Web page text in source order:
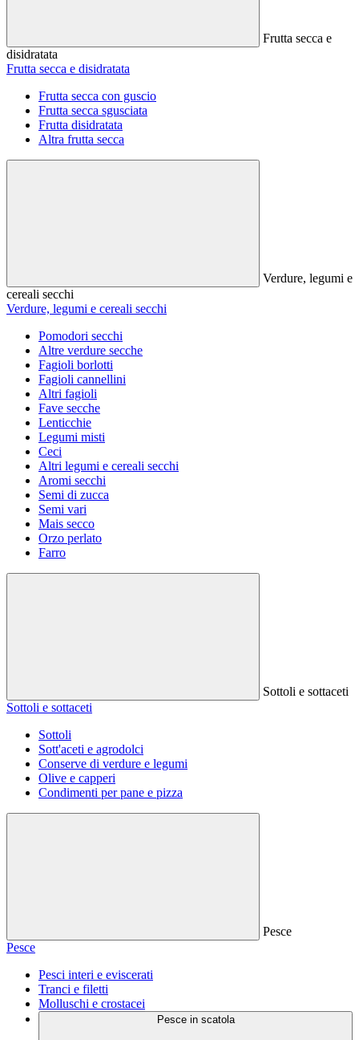
Frutta secca e
disidratata
Frutta secca e disidratata
Frutta secca con guscio
Frutta secca sgusciata
Frutta disidratata
Altra frutta secca
Verdure, legumi e
cereali secchi
Verdure, legumi e cereali secchi
Pomodori secchi
Altre verdure secche
Fagioli borlotti
Fagioli cannellini
Altri fagioli
Fave secche
Lenticchie
Legumi misti
Ceci
Altri legumi e cereali secchi
Aromi secchi
Semi di zucca
Semi vari
Mais secco
Orzo perlato
Farro
Sottoli e sottaceti
Sottoli e sottaceti
Sottoli
Sott'aceti e agrodolci
Conserve di verdure e legumi
Olive e capperi
Condimenti per pane e pizza
Pesce
Pesce
Pesci interi e eviscerati
Tranci e filetti
Molluschi e crostacei
Pesce in scatola